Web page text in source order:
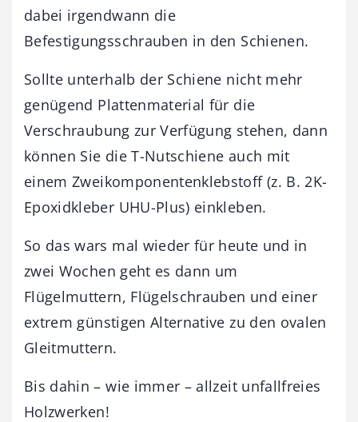
dabei irgendwann die
Befestigungsschrauben in den Schienen.
Sollte unterhalb der Schiene nicht mehr
genügend Plattenmaterial für die
Verschraubung zur Verfügung stehen, dann
können Sie die T-Nutschiene auch mit
einem Zweikomponentenklebstoff (z. B. 2K-
Epoxidkleber UHU-Plus) einkleben.
So das wars mal wieder für heute und in
zwei Wochen geht es dann um
Flügelmuttern, Flügelschrauben und einer
extrem günstigen Alternative zu den ovalen
Gleitmuttern.
Bis dahin – wie immer – allzeit unfallfreies
Holzwerken!